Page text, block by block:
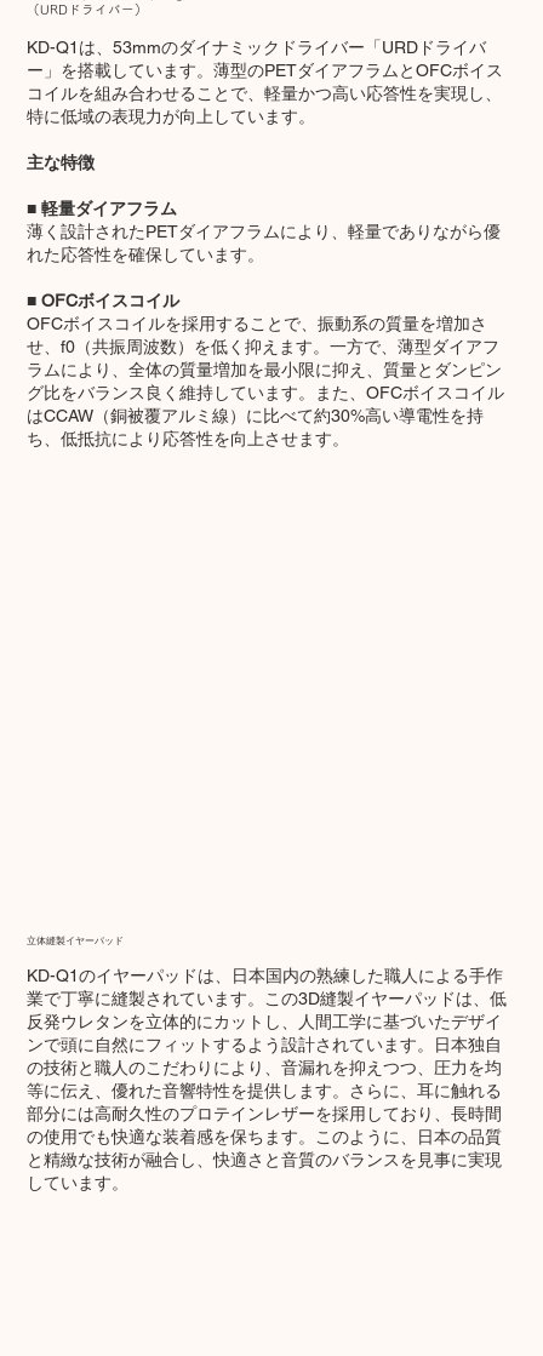
（URDドライバー）
KD-Q1は、53mmのダイナミックドライバー「URDドライバ
ー」を搭載しています。薄型のPETダイアフラムとOFCボイス
コイルを組み合わせることで、軽量かつ高い応答性を実現し、
特に低域の表現力が向上しています。
主な特徴
■ 軽量ダイアフラム
薄く設計されたPETダイアフラムにより、軽量でありながら優
れた応答性を確保しています。
■ OFCボイスコイル
OFCボイスコイルを採用することで、振動系の質量を増加さ
せ、f0（共振周波数）を低く抑えます。一方で、薄型ダイアフ
ラムにより、全体の質量増加を最小限に抑え、質量とダンピン
グ比をバランス良く維持しています。また、OFCボイスコイル
はCCAW（銅被覆アルミ線）に比べて約30%高い導電性を持
ち、低抵抗により応答性を向上させます。
立体縫製イヤーパッド
KD-Q1のイヤーパッドは、日本国内の熟練した職人による手作
業で丁寧に縫製されています。この3D縫製イヤーパッドは、低
反発ウレタンを立体的にカットし、人間工学に基づいたデザイ
ンで頭に自然にフィットするよう設計されています。日本独自
の技術と職人のこだわりにより、音漏れを抑えつつ、圧力を均
等に伝え、優れた音響特性を提供します。さらに、耳に触れる
部分には高耐久性のプロテインレザーを採用しており、長時間
の使用でも快適な装着感を保ちます。このように、日本の品質
と精緻な技術が融合し、快適さと音質のバランスを見事に実現
しています。